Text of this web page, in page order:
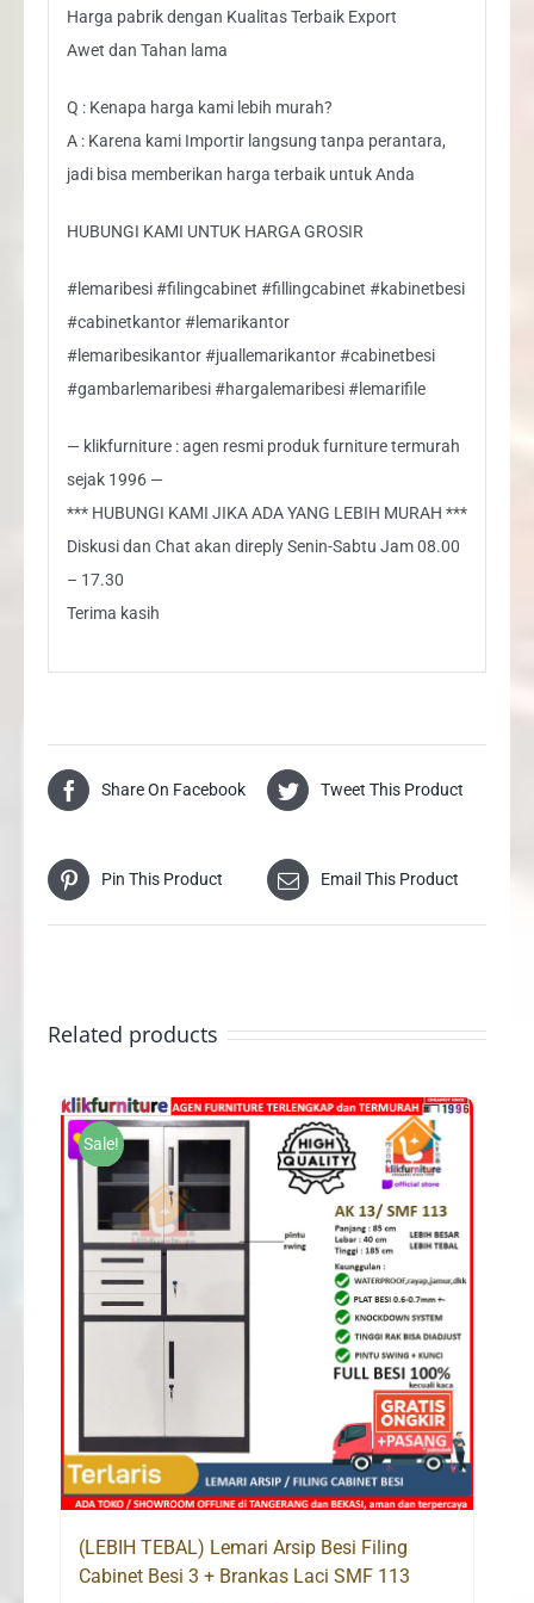
Harga pabrik dengan Kualitas Terbaik Export
Awet dan Tahan lama
Q : Kenapa harga kami lebih murah?
A : Karena kami Importir langsung tanpa perantara,
jadi bisa memberikan harga terbaik untuk Anda
HUBUNGI KAMI UNTUK HARGA GROSIR
#lemaribesi #filingcabinet #fillingcabinet #kabinetbesi
#cabinetkantor #lemarikantor
#lemaribesikantor #juallemarikantor #cabinetbesi
#gambarlemaribesi #hargalemaribesi #lemarifile
— klikfurniture : agen resmi produk furniture termurah
sejak 1996 —
*** HUBUNGI KAMI JIKA ADA YANG LEBIH MURAH ***
Diskusi dan Chat akan direply Senin-Sabtu Jam 08.00
– 17.30
Terima kasih
Share On Facebook Tweet This Product
Pin This Product Email This Product
Related products
Sale!
(LEBIH TEBAL) Lemari Arsip Besi Filing
Cabinet Besi 3 + Brankas Laci SMF 113